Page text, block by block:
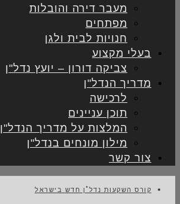
מעבר דירה והובלות
מפתחים
חנויות לבית ולגן
בעלי מקצוע
צביקה דורון – יועץ נדל"ן
מדריך הנדל"ן
לרכישה
תוכן עניינים
המלצות על מדריך הנדל"ן
מילון מונחים בנדל"ן
צור קשר
קורס השקעות נדל"ן חדש בישראל